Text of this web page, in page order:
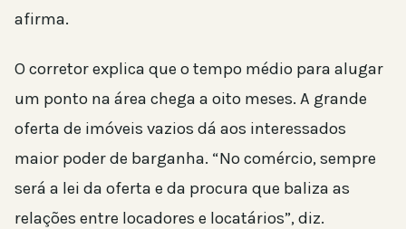
afirma.
O corretor explica que o tempo médio para alugar
um ponto na área chega a oito meses. A grande
oferta de imóveis vazios dá aos interessados
maior poder de barganha. “No comércio, sempre
será a lei da oferta e da procura que baliza as
relações entre locadores e locatários”, diz.